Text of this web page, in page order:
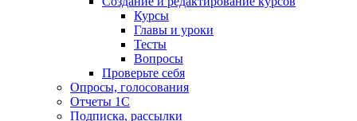
Курсы
Главы и уроки
Тесты
Вопросы
Проверьте себя
Опросы, голосования
Отчеты 1С
Подписка, рассылки